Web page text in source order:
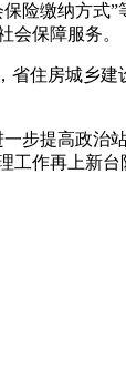
缴纳方式”
会保障服务。
房城乡建
提高政治
作再上新